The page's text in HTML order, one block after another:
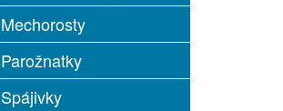
Mechorosty
Parožnatky
Spájivky